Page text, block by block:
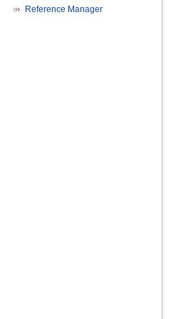
Reference Manager